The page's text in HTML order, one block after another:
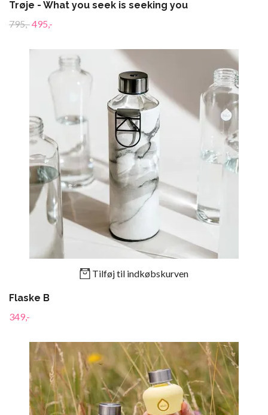
Trøje - What you seek is seeking you
795,-495,-
Tilføj til indkøbskurven
Flaske B
349,-